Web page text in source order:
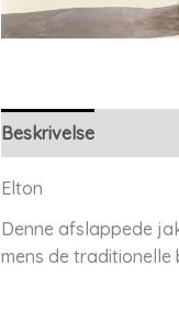
Beskrivelse
Elton
Denne afslappede
mens de